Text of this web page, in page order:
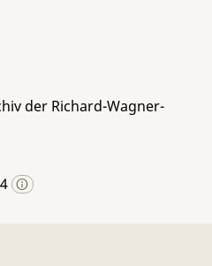
der Richard-Wagner-